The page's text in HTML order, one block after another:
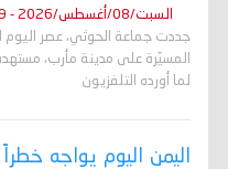
السبت/08/أغسطس/2026 - 05:59 م
جددت جماعة الحوثي، عصر اليوم
المسيّرة على مدينة مأرب،
لما أورده التلفزيون
اليمن اليوم يواجه